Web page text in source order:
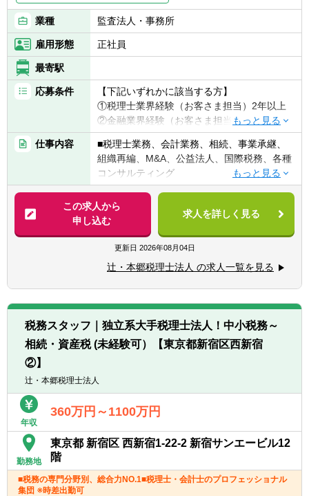
業種 監査法人・事務所
雇用形態 正社員
最寄駅
応募条件
【下記いずれかに該当する方】
①税理士業界経験（お客さま担当）2年以上
②金融業界経験（お客さま担当）3年以上
③社会人経験（業界等問わず）2年以上 か
つ 税理士科目1科目以上の取得者
④税理士
⑤公認会計士
※税務業務未経験会計士の方も歓迎いたしま
す！！
【求める人物像】
■税務・会計にとどまらず、総合的な観点か
ら経営コンサルティングに携りたい方
仕事内容
■税理士業務、会計業務、相続、事業承継、
組織再編、M&A、公益法人、国際税務、各種
コンサルティング
【法人全体の特色】
■業界トップレベルの規模でお客様に対して
サービス提供しています。
■チーム連携：税理士、公認会計士、中小企
業診断士など、税務・会計に関わる様々な分
野のエキスパートが集結し、案件によって
は、互いにチームを組んで業務を進めること
があります。
■広範囲な取扱業務
一般企業をはじめ、医療法人、公益法人、社
会福祉法人、地方公共団体、海外法人、個人
この求人から
申し込む
求人を詳しく見る
更新日 2026年08月04日
辻・本郷税理士法人 の求人一覧を見る
税務スタッフ｜独立系大手税理士法人！中小税務～
相続・資産税 (未経験可）【東京都新宿区西新宿
②】
辻・本郷税理士法人
年収
360万円～1100万円
勤務地
東京都 新宿区 西新宿1-22-2 新宿サンエービル12
階
■税務の専門分野別、総合力NO.1■税理士・会計士のプロフェッショナル
集団 ※時差出勤可